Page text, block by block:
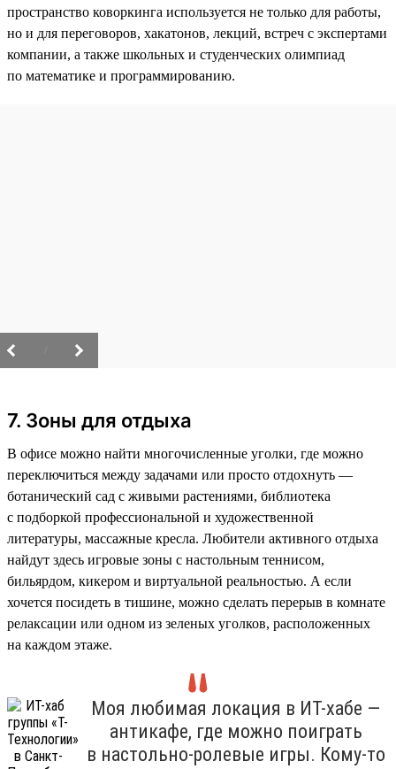
пространство коворкинга используется не только для работы,
но и для переговоров, хакатонов, лекций, встреч с экспертами
компании, а также школьных и студенческих олимпиад
по математике и программированию.
7. Зоны для отдыха
В офисе можно найти многочисленные уголки, где можно
переключиться между задачами или просто отдохнуть —
ботанический сад с живыми растениями, библиотека
с подборкой профессиональной и художественной
литературы, массажные кресла. Любители активного отдыха
найдут здесь игровые зоны с настольным теннисом,
бильярдом, кикером и виртуальной реальностью. А если
хочется посидеть в тишине, можно сделать перерыв в комнате
релаксации или одном из зеленых уголков, расположенных
на каждом этаже.
Моя любимая локация в ИТ-хабе —
антикафе, где можно поиграть
в настольно-ролевые игры. Кому-то